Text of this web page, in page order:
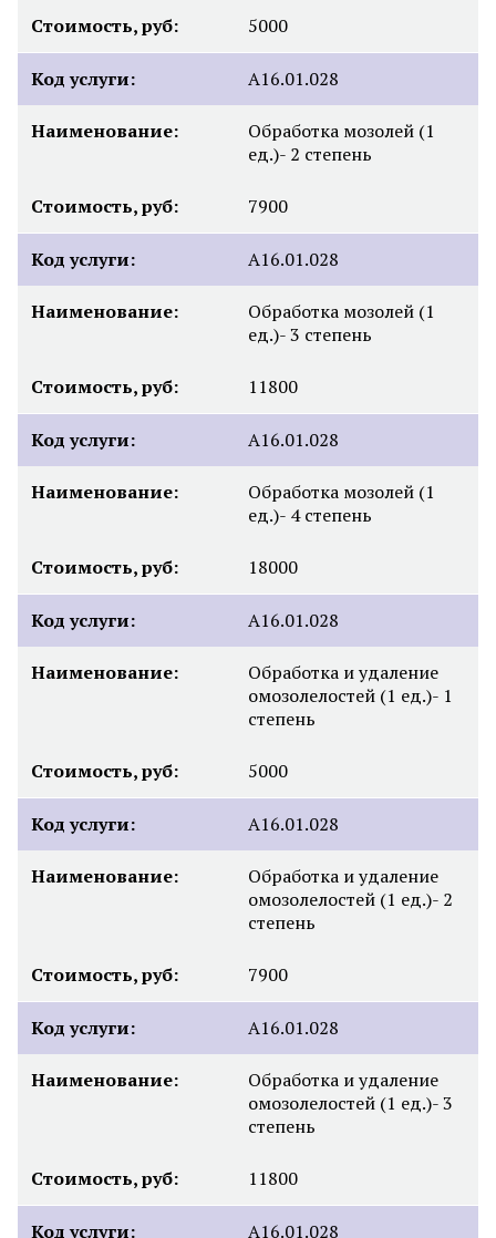
Стоимость, руб: 5000
Код услуги: А16.01.028
Наименование:
Обработка мозолей (1
ед.)- 2 степень
Стоимость, руб: 7900
Код услуги: А16.01.028
Наименование:
Обработка мозолей (1
ед.)- 3 степень
Стоимость, руб: 11800
Код услуги: А16.01.028
Наименование:
Обработка мозолей (1
ед.)- 4 степень
Стоимость, руб: 18000
Код услуги: А16.01.028
Наименование:
Обработка и удаление
омозолелостей (1 ед.)- 1
степень
Стоимость, руб: 5000
Код услуги: А16.01.028
Наименование:
Обработка и удаление
омозолелостей (1 ед.)- 2
степень
Стоимость, руб: 7900
Код услуги: А16.01.028
Наименование:
Обработка и удаление
омозолелостей (1 ед.)- 3
степень
Стоимость, руб: 11800
Код услуги: А16.01.028